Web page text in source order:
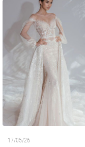
17/05/26